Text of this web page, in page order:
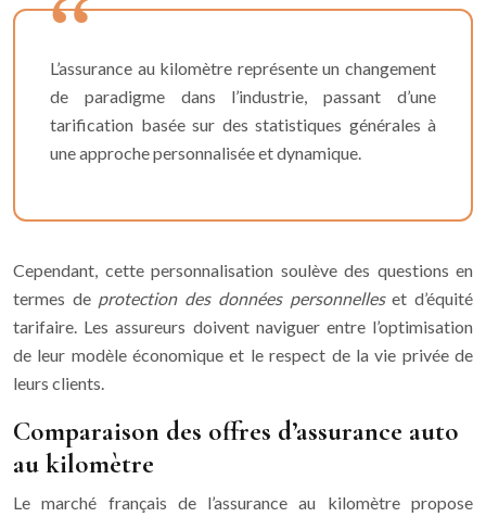
L’assurance au kilomètre représente un changement
de paradigme dans l’industrie, passant d’une
tarification basée sur des statistiques générales à
une approche personnalisée et dynamique.
Cependant, cette personnalisation soulève des questions en
termes de protection des données personnelleset d’équité
tarifaire. Les assureurs doivent naviguer entre l’optimisation
de leur modèle économique et le respect de la vie privée de
leurs clients.
Comparaison des offres d’assurance auto
au kilomètre
Le marché français de l’assurance au kilomètre propose